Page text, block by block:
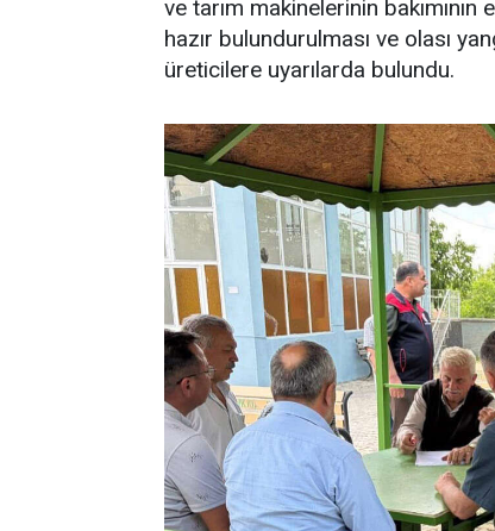
ve tarım makinelerinin bakımının
hazır bulundurulması ve olası
üreticilere uyarılarda bulundu.